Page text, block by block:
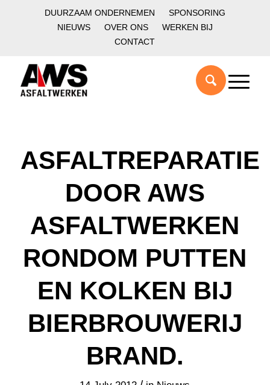
DUURZAAM ONDERNEMEN
SPONSORING
NIEUWS
OVER ONS
WERKEN BIJ
CONTACT
ASFALTREPARATIE
DOOR AWS
ASFALTWERKEN
RONDOM PUTTEN
EN KOLKEN BIJ
BIERBROUWERIJ
BRAND.